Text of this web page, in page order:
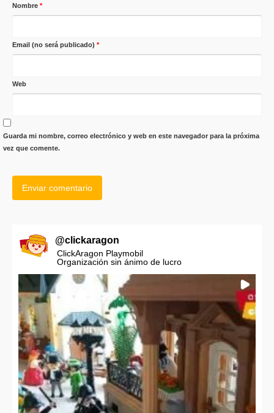
Nombre *
Email (no será publicado) *
Web
Guarda mi nombre, correo electrónico y web en este navegador para la próxima
vez que comente.
@clickaragon
ClickAragon Playmobil
Organización sin ánimo de lucro